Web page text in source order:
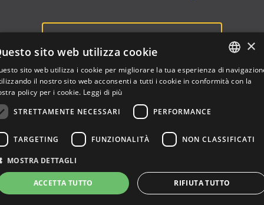
i.v. |
| Cookie Policy
ENGLISH
×
sito web utilizza cookie
sito web utilizza i cookie per migliorare la tua esperienza di
il nostro sito web acconsenti a tutti i cookie in conformità con la
policy per i cookie. Leggi di più
STRETTAMENTE NECESSARI
PERFORMANCE
TARGETING FUNZIONALITÀ NON CLASSIFICATI
MOSTRA DETTAGLI
ACCETTA TUTTO RIFIUTA TUTTO